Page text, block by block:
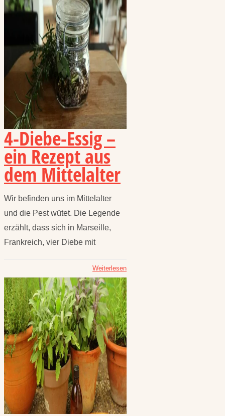
4-Diebe-Essig –
ein Rezept aus
dem Mittelalter
Wir befinden uns im Mittelalter
und die Pest wütet. Die Legende
erzählt, dass sich in Marseille,
Frankreich, vier Diebe mit
Weiterlesen